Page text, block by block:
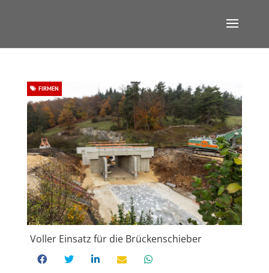
Voller Einsatz für die Brückenschieber
FIRMEN